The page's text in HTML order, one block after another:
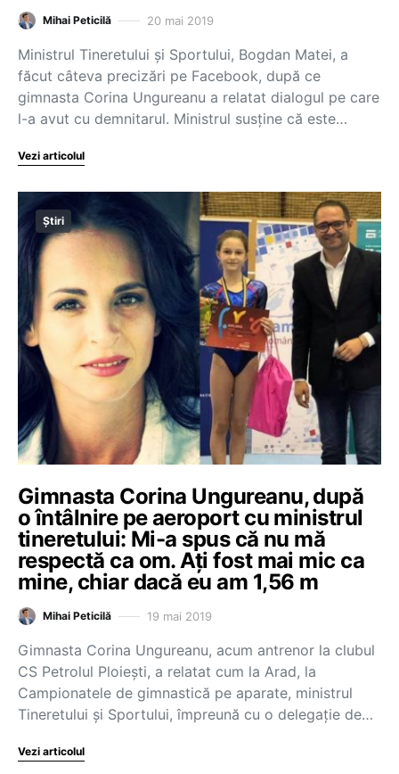
Mihai Peticilă 20 mai 2019
Ministrul Tineretului și Sportului, Bogdan Matei, a
făcut câteva precizări pe Facebook, după ce
gimnasta Corina Ungureanu a relatat dialogul pe care
l-a avut cu demnitarul. Ministrul susține că este…
Vezi articolul
Știri
Gimnasta Corina Ungureanu, după
o întâlnire pe aeroport cu ministrul
tineretului: Mi-a spus că nu mă
respectă ca om. Ați fost mai mic ca
mine, chiar dacă eu am 1,56 m
Mihai Peticilă 19 mai 2019
Gimnasta Corina Ungureanu, acum antrenor la clubul
CS Petrolul Ploiești, a relatat cum la Arad, la
Campionatele de gimnastică pe aparate, ministrul
Tineretului și Sportului, împreună cu o delegație de…
Vezi articolul